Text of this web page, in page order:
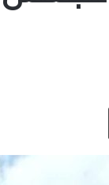
الطباعة